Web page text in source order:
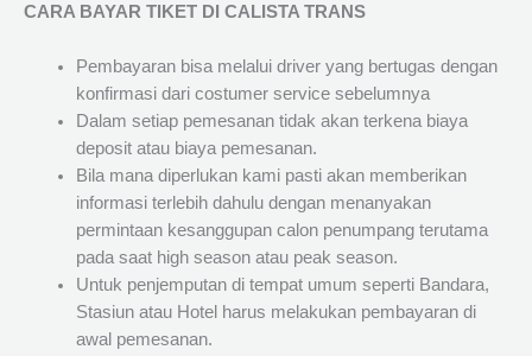
CARA BAYAR TIKET DI CALISTA TRANS
Pembayaran bisa melalui driver yang bertugas dengan
konfirmasi dari costumer service sebelumnya
Dalam setiap pemesanan tidak akan terkena biaya
deposit atau biaya pemesanan.
Bila mana diperlukan kami pasti akan memberikan
informasi terlebih dahulu dengan menanyakan
permintaan kesanggupan calon penumpang terutama
pada saat high season atau peak season.
Untuk penjemputan di tempat umum seperti Bandara,
Stasiun atau Hotel harus melakukan pembayaran di
awal pemesanan.